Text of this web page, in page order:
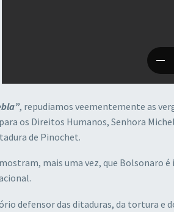
, repudiamos veementemente as
os Direitos Humanos, Senhora
de Pinochet.
mais uma vez, que Bolsonaro
defensor das ditaduras, da tortura e